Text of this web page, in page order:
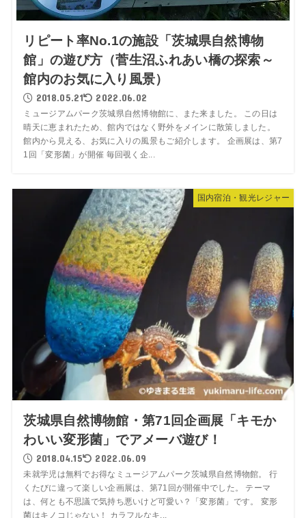
リピート率No.1の施設「茨城県自然博物
館」の遊び方（菅生沼ふれあい橋の探索～
館内のお気に入り風景）
2018.05.21 2022.06.02
ミュージアムパーク茨城県自然博物館に、また来ました。 この日は
晴天に恵まれたため、館内ではなく野外をメインに散策しました。
館内から見える、お気に入りの風景もご紹介します。 企画展は、第7
1回「変形菌」が開催 毎回覗く企...
国内宿泊・観光レジャー
茨城県自然博物館・第71回企画展「キモか
わいい変形菌」でアメーバ遊び！
2018.04.15 2022.06.09
未就学児は無料でお得なミュージアムパーク茨城県自然博物館。 行
くたびに違って楽しい企画展は、第71回が開催中でした。 テーマ
は、何とも不思議で気持ち悪いけど可愛い？「変形菌」です。 変形
菌はキノコじゃない！ カラフルなキ...